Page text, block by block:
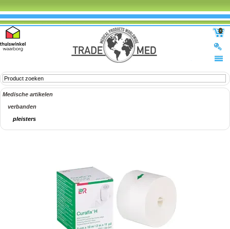
0
Medische artikelen
verbanden
pleisters